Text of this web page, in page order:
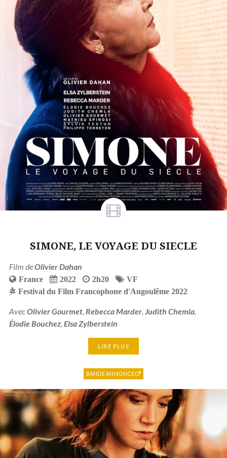
SIMONE, LE VOYAGE DU SIECLE
Film deOlivier Dahan
France 2022 2h20
VF
Festival du Film Francophone d'Angoulême 2022
AvecOlivier Gourmet, Rebecca Marder, Judith Chemla,
Élodie Bouchez, Elsa Zylberstein
LIRE PLUS
BANDE ANNONCE